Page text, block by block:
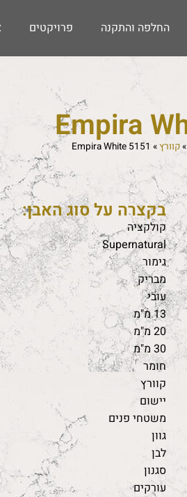
החלפה והתקנה פרויקטים
»קוורץ»
5151 Empira White
בקצרה על סוג האבן:
קולקציה
Supernatural
גימור
מבריק
עובי
13 מ"מ
20 מ"מ
30 מ"מ
חומר
קוורץ
יישום
משטחי פנים
גוון
לבן
סגנון
עורקים